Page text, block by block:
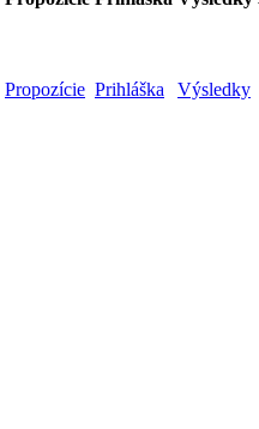
Propozície Prihláška Výsledky